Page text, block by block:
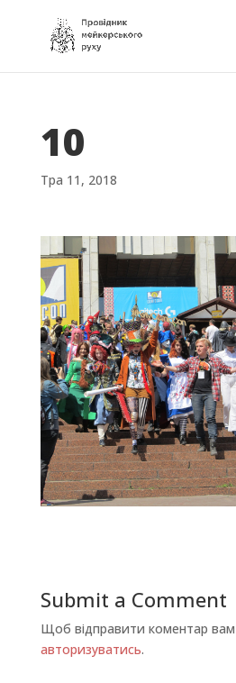
10
Тра 11, 2018
Submit a Comment
Щоб відправити коментар вам
авторизуватись.